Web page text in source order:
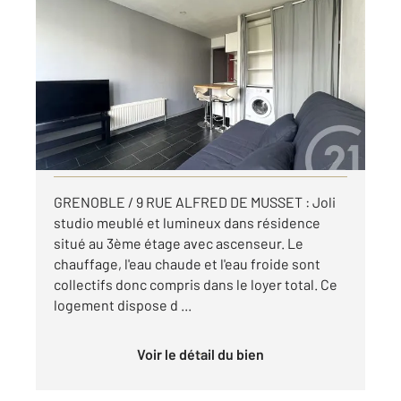
GRENOBLE 38
Appartement Studio à louer
495 €
par mois charges comprises
Visiter le site dédié
GRENOBLE / 9 RUE ALFRED DE MUSSET : Joli
studio meublé et lumineux dans résidence
situé au 3ème étage avec ascenseur. Le
chauffage, l'eau chaude et l'eau froide sont
collectifs donc compris dans le loyer total. Ce
logement dispose d ...
Voir le détail du bien